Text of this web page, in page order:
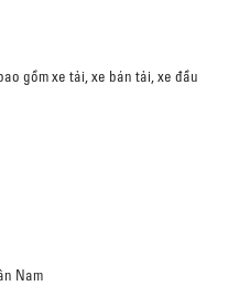
gồm xe tải, xe bán tải, xe đầu
Nam